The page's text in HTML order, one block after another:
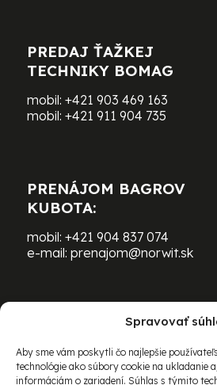
Spravovať
Aby sme vám poskytli čo najlepšie
technológie ako súbory cookie na ukladanie
informáciám o zariadení. Súhlas s týmito
PREDAJ ŤAŽKEJ
TECHNIKY BOMAG
mobil: +421 903 469 163
mobil: +421 911 904 735
PRENÁJOM BAGROV
KUBOTA:
mobil: +421 904 837 074
e-mail: prenajom@norwit.sk
PRENÁJOM ŤAŽKEJ
BOMAG:
mobil:+421 903 469 163